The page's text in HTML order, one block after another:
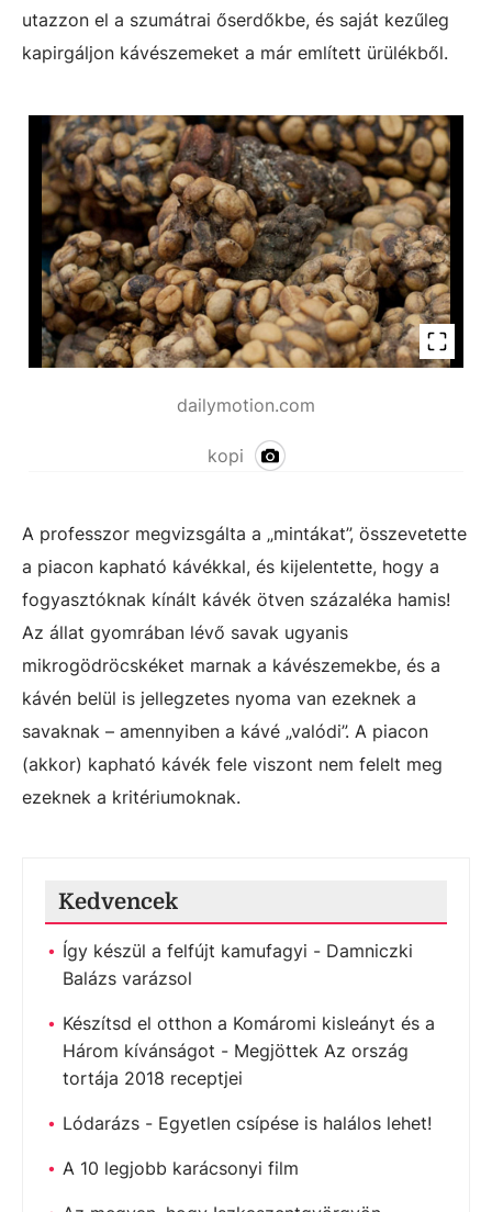
utazzon el a szumátrai őserdőkbe, és saját kezűleg
kapirgáljon kávészemeket a már említett ürülékből.
dailymotion.com
kopi
A professzor megvizsgálta a „mintákat”, összevetette
a piacon kapható kávékkal, és kijelentette, hogy a
fogyasztóknak kínált kávék ötven százaléka hamis!
Az állat gyomrában lévő savak ugyanis
mikrogödröcskéket marnak a kávészemekbe, és a
kávén belül is jellegzetes nyoma van ezeknek a
savaknak – amennyiben a kávé „valódi”. A piacon
(akkor) kapható kávék fele viszont nem felelt meg
ezeknek a kritériumoknak.
Kedvencek
Így készül a felfújt kamufagyi - Damniczki
Balázs varázsol
Készítsd el otthon a Komáromi kisleányt és a
Három kívánságot - Megjöttek Az ország
tortája 2018 receptjei
Lódarázs - Egyetlen csípése is halálos lehet!
A 10 legjobb karácsonyi film